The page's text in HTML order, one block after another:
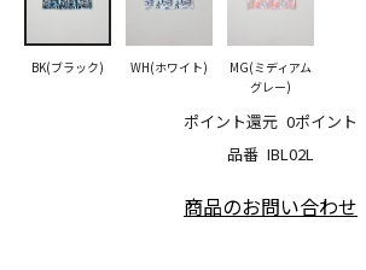
品番 IBL02L
ポイント還元 0ポイント
BK(ブラック) WH(ホワイト)
MG(ミディアム
グレー)
商品のお問い合わせ